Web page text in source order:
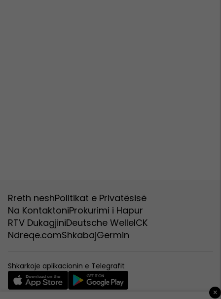
Rreth neshPolitikat e Privatësisë
Na KontaktoniProkurimi i Hapur
RTV DukagjiniDeutsche WelleICK
Ndreqe.comShkabajGermin
Shkarkoje aplikacionin e Telegrafit
×